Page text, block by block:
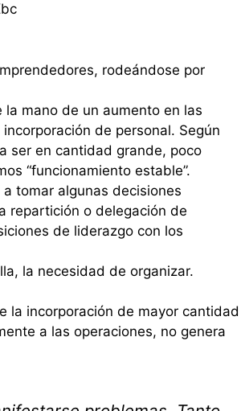
rodeándose por
mano de un aumento en las
de personal. Según
ser en cantidad grande, poco
“funcionamiento estable”.
tomar algunas decisiones
repartición o delegación de
de liderazgo con los
la necesidad de organizar.
la incorporación de mayor cantidad
a las operaciones, no genera